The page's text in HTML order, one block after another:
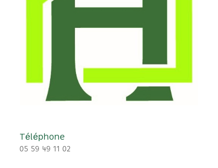
Téléphone
05 59 49 11 02